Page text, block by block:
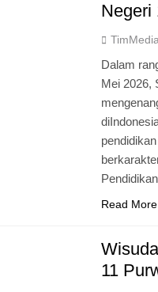
Negeri
Dalam
Mei 2026,
Read More
11